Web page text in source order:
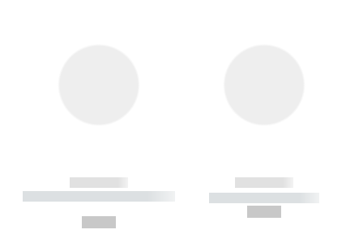
------------
----------- ----------- --------
------------
----------- -----------